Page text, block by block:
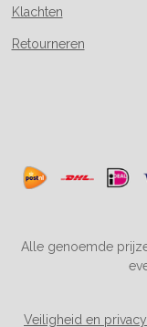
Klachten
Retourneren
Alle genoemde
Veiligheid en privacy